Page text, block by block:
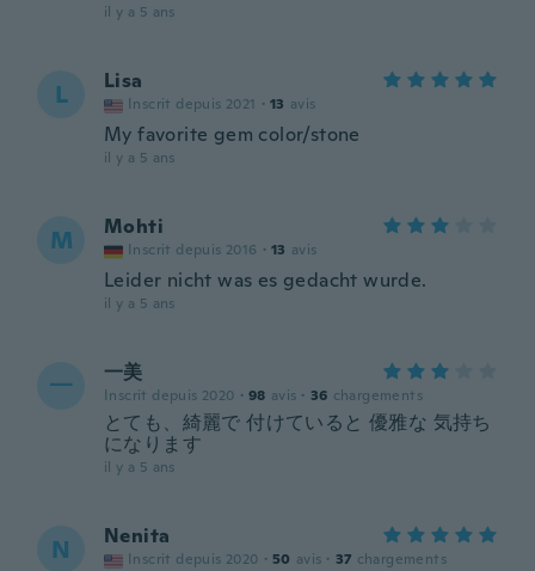
il y a 5 ans
L Lisa
Inscrit depuis 2021 · 13 avis
My favorite gem color/stone
il y a 5 ans
M Mohti
Inscrit depuis 2016 · 13 avis
Leider nicht was es gedacht wurde.
il y a 5 ans
一 一美
Inscrit depuis 2020 · 98 avis · 36 chargements
とても、綺麗で 付けていると 優雅な 気持ち
になります
il y a 5 ans
N Nenita
Inscrit depuis 2020 · 50 avis · 37 chargements